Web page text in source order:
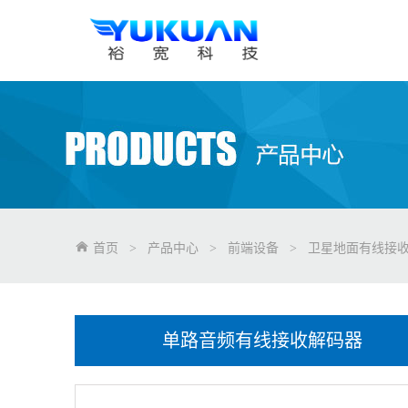
首页 > 产品中心 > 前端设备 > 卫星地面有线接
单路音频有线接收解码器